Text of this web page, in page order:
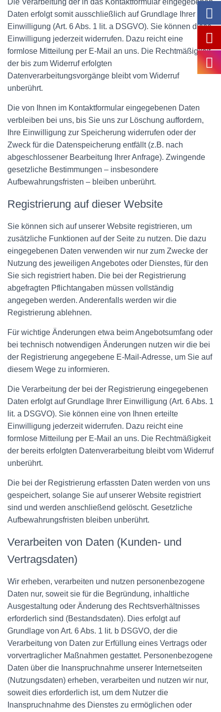
Die Verarbeitung der in das Kontaktformular eingegebenen
Daten erfolgt somit ausschließlich auf Grundlage Ihrer
Einwilligung (Art. 6 Abs. 1 lit. a DSGVO). Sie können diese
Einwilligung jederzeit widerrufen. Dazu reicht eine
formlose Mitteilung per E-Mail an uns. Die Rechtmäßigkeit
der bis zum Widerruf erfolgten
Datenverarbeitungsvorgänge bleibt vom Widerruf
unberührt.
Die von Ihnen im Kontaktformular eingegebenen Daten
verbleiben bei uns, bis Sie uns zur Löschung auffordern,
Ihre Einwilligung zur Speicherung widerrufen oder der
Zweck für die Datenspeicherung entfällt (z.B. nach
abgeschlossener Bearbeitung Ihrer Anfrage). Zwingende
gesetzliche Bestimmungen – insbesondere
Aufbewahrungsfristen – bleiben unberührt.
Registrierung auf dieser Website
Sie können sich auf unserer Website registrieren, um
zusätzliche Funktionen auf der Seite zu nutzen. Die dazu
eingegebenen Daten verwenden wir nur zum Zwecke der
Nutzung des jeweiligen Angebotes oder Dienstes, für den
Sie sich registriert haben. Die bei der Registrierung
abgefragten Pflichtangaben müssen vollständig
angegeben werden. Anderenfalls werden wir die
Registrierung ablehnen.
Für wichtige Änderungen etwa beim Angebotsumfang oder
bei technisch notwendigen Änderungen nutzen wir die bei
der Registrierung angegebene E-Mail-Adresse, um Sie auf
diesem Wege zu informieren.
Die Verarbeitung der bei der Registrierung eingegebenen
Daten erfolgt auf Grundlage Ihrer Einwilligung (Art. 6 Abs. 1
lit. a DSGVO). Sie können eine von Ihnen erteilte
Einwilligung jederzeit widerrufen. Dazu reicht eine
formlose Mitteilung per E-Mail an uns. Die Rechtmäßigkeit
der bereits erfolgten Datenverarbeitung bleibt vom Widerruf
unberührt.
Die bei der Registrierung erfassten Daten werden von uns
gespeichert, solange Sie auf unserer Website registriert
sind und werden anschließend gelöscht. Gesetzliche
Aufbewahrungsfristen bleiben unberührt.
Verarbeiten von Daten (Kunden- und
Vertragsdaten)
Wir erheben, verarbeiten und nutzen personenbezogene
Daten nur, soweit sie für die Begründung, inhaltliche
Ausgestaltung oder Änderung des Rechtsverhältnisses
erforderlich sind (Bestandsdaten). Dies erfolgt auf
Grundlage von Art. 6 Abs. 1 lit. b DSGVO, der die
Verarbeitung von Daten zur Erfüllung eines Vertrags oder
vorvertraglicher Maßnahmen gestattet. Personenbezogene
Daten über die Inanspruchnahme unserer Internetseiten
(Nutzungsdaten) erheben, verarbeiten und nutzen wir nur,
soweit dies erforderlich ist, um dem Nutzer die
Inanspruchnahme des Dienstes zu ermöglichen oder